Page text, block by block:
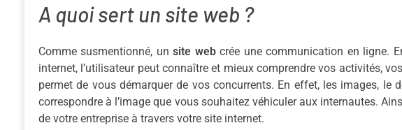
A quoi sert un site web ?
Comme susmentionné, unsite webcrée une communication en ligne.
internet, l’utilisateur peut connaître et mieux comprendre vos activités,
permet de vous démarquer de vos concurrents. En effet, les images, le
correspondre à l’image que vous souhaitez véhiculer aux internautes.
de votre entreprise à travers votre site internet.